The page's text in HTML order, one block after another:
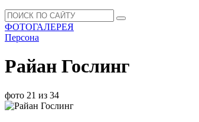
ФОТОГАЛЕРЕЯ
Персона
Райан Гослинг
фото 21 из 34